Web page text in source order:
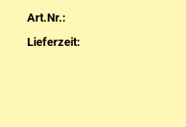
Art.Nr.:
Lieferzeit: